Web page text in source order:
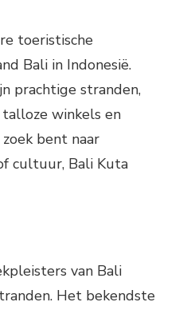
toeristische
Bali in Indonesië.
prachtige stranden,
winkels en
bent naar
cultuur, Bali Kuta
van Bali
Het bekendste